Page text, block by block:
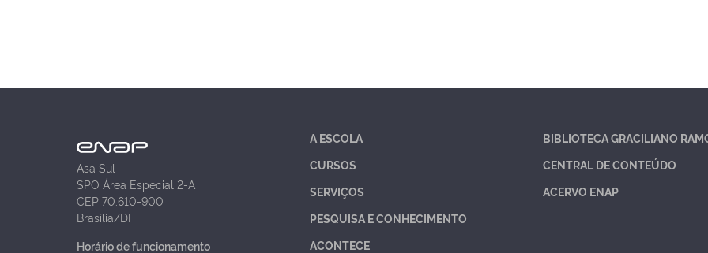
Asa Sul
SPO Área Especial 2-A
CEP 70.610-900
Brasília/DF
Horário de funcionamento
A ESCOLA
CURSOS
SERVIÇOS
PESQUISA E CONHECIMENTO
ACONTECE
BIBLIOTECA GRACILIANO
CENTRAL DE CONTEÚDO
ACERVO ENAP